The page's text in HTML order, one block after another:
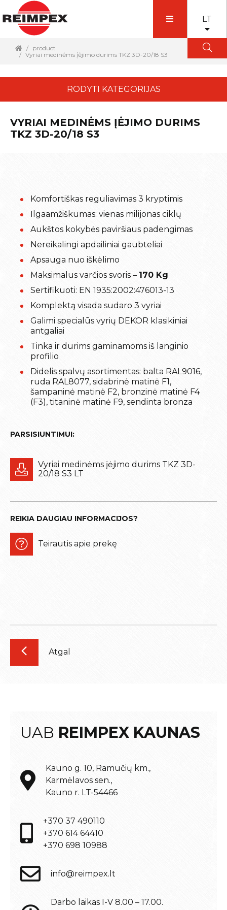
LT
product
Vyriai medinėms įėjimo durims TKZ 3D-20/18 S3
RODYTI KATEGORIJAS
VYRIAI MEDINĖMS ĮĖJIMO DURIMS
TKZ 3D-20/18 S3
Komfortiškas reguliavimas 3 kryptimis
Ilgaamžiškumas: vienas milijonas ciklų
Aukštos kokybės paviršiaus padengimas
Nereikalingi apdailiniai gaubteliai
Apsauga nuo iškėlimo
Maksimalus varčios svoris – 170 Kg
Sertifikuoti: EN 1935:2002:476013-13
Komplektą visada sudaro 3 vyriai
Galimi specialūs vyrių DEKOR klasikiniai
antgaliai
Tinka ir durims gaminamoms iš langinio
profilio
Didelis spalvų asortimentas: balta RAL9016,
ruda RAL8077, sidabrinė matinė F1,
šampaninė matinė F2, bronzinė matinė F4
(F3), titaninė matinė F9, sendinta bronza
PARSISIUNTIMUI:
Vyriai medinėms įėjimo durims TKZ 3D-
20/18 S3 LT
REIKIA DAUGIAU INFORMACIJOS?
Teirautis apie prekę
Atgal
UAB REIMPEX KAUNAS
Kauno g. 10, Ramučių km.,
Karmėlavos sen.,
Kauno r. LT-54466
+370 37 490110
+370 614 64410
+370 698 10988
info@reimpex.lt
Darbo laikas I-V 8.00 – 17.00.